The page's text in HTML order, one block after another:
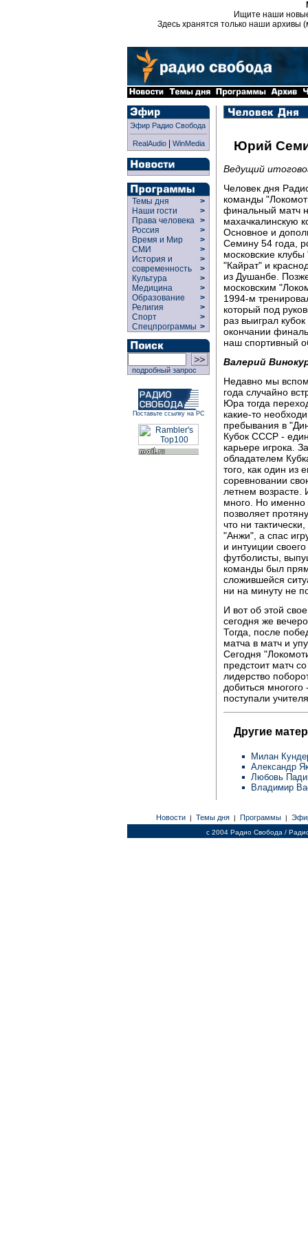
Ищите наши
Здесь хранятся только наши архивы
Эфир Радио Свобода
RealAudio| WinMedia
Темы дня
>
Наши гости
>
Права человека >
Россия
>
Время и Мир
>
СМИ
>
История и
современность
>
>
Культура
>
Медицина
>
Образование
>
Религия
>
Спорт
>
Спецпрограммы >
подробный запрос
Поставьте ссылку на РС
Юрий
Ведущий
Человек дня
команды
финальный матч
махачкалинскую
Основное и
Семину 54 года,
московские
"Кайрат" и
из Душанбе.
московским
1994-м
который под
раз выиграл
окончании
наш спортивный
Валерий
Недавно мы
года случайно
Юра тогда
какие-то
пребывания в
Кубок СССР -
карьере игрока.
обладателем
того, как один из
соревновании
летнем
много. Но именно
позволяет
что ни
"Анжи", а спас
и интуиции
футболисты,
команды был
сложившейся
ни на минуту не
И вот об этой
сегодня же
Тогда, после
матча в матч и
Сегодня
предстоит матч
лидерство
добиться
поступали
Другие
Милан
Александр
Любовь
Владимир
Новости | Темы дня | Программы |
c 2004 Радио Свобода /